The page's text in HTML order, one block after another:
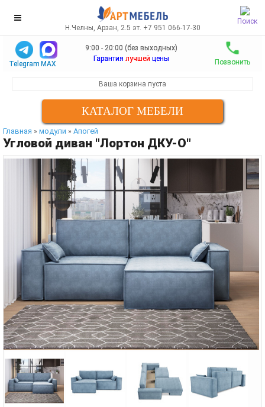
Поиск
Н.Челны, Арзан, 2.5 эт. +7 951 066-17-30
Telegram MAX
9:00 - 20:00 (без выходных)
Гарантия лучшей цены Позвонить
Ваша корзина пуста
КАТАЛОГ МЕБЕЛИ
Главная » модули » Апогей
Угловой диван "Лортон ДКУ-О"